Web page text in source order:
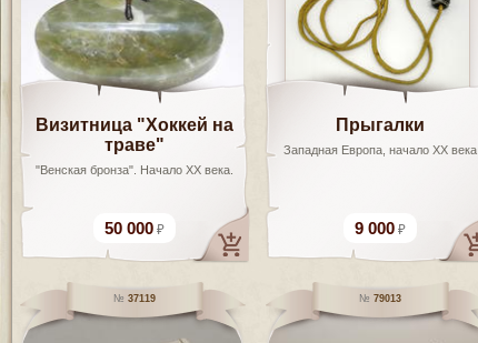
Визитница "Хоккей на
траве"
"Венская бронза". Начало ХХ века.
50 000
Прыгалки
Западная Европа, начало XX века
9 000
37119 79013